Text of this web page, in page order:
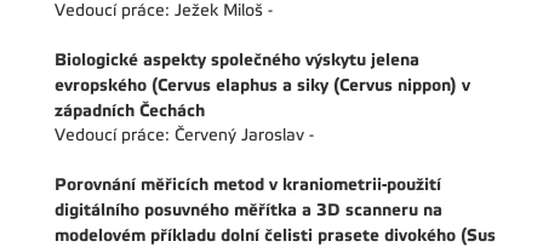
Vedoucí práce: Ježek Miloš -
Biologické aspekty společného výskytu jelena
evropského (Cervus elaphus a siky (Cervus nippon) v
západních Čechách
Vedoucí práce: Červený Jaroslav -
Porovnání měřicích metod v kraniometrii-použití
digitálního posuvného měřítka a 3D scanneru na
modelovém příkladu dolní čelisti prasete divokého (Sus